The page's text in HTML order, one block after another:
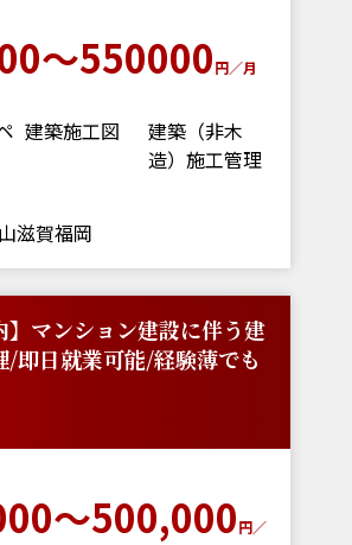
～550000円／月
建築施工図
建築（非木
造）施工管理
滋賀福岡
】マンション建設に伴う建
/即日就業可能/経験薄でも
～500,000円／